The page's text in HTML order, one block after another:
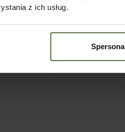
z ich usług.